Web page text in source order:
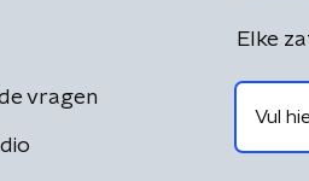
vragen
Elke